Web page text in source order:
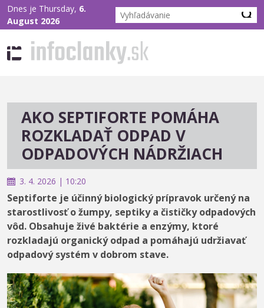
Dnes je Thursday, 6.
August 2026
AKO SEPTIFORTE POMÁHA
ROZKLADAŤ ODPAD V
ODPADOVÝCH NÁDRŽIACH
3. 4. 2026 | 10:20
Septiforte je účinný biologický prípravok určený na
starostlivosť o žumpy, septiky a čističky odpadových
vôd. Obsahuje živé baktérie a enzýmy, ktoré
rozkladajú organický odpad a pomáhajú udržiavať
odpadový systém v dobrom stave.